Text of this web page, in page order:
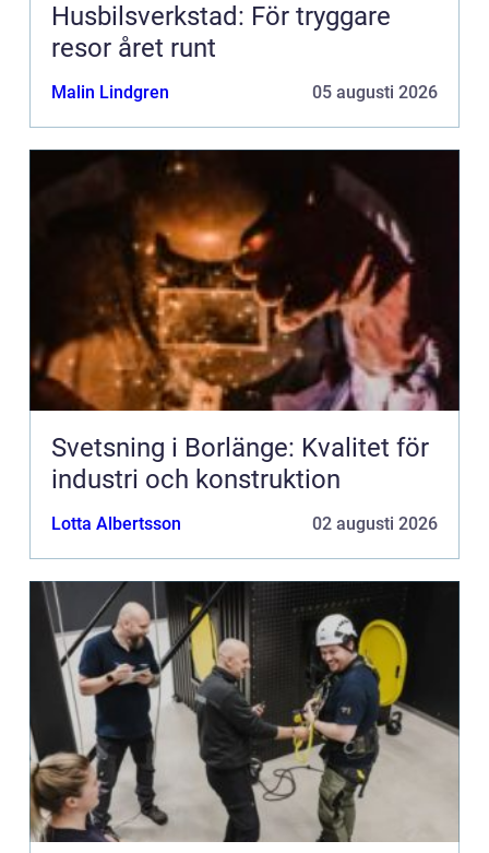
Husbilsverkstad: För tryggare
resor året runt
Malin Lindgren 05 augusti 2026
Svetsning i Borlänge: Kvalitet för
industri och konstruktion
Lotta Albertsson 02 augusti 2026